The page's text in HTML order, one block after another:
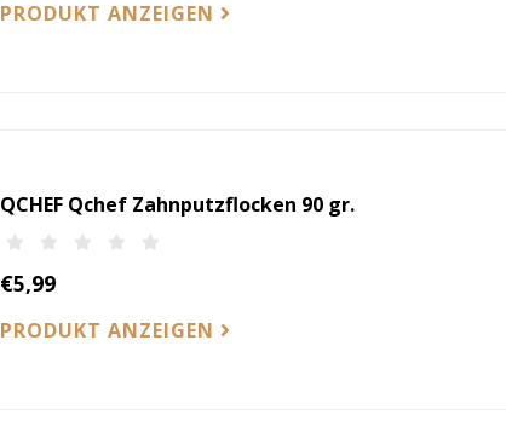
PRODUKT ANZEIGEN
QCHEF Qchef Zahnputzflocken 90 gr.
€5,99
PRODUKT ANZEIGEN